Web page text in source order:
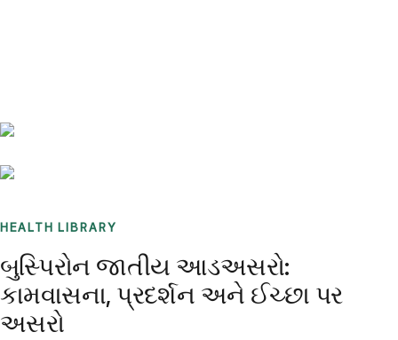
HEALTH LIBRARY
બુસ્પિરોન જાતીય આડઅસરો:
કામવાસના, પ્રદર્શન અને ઈચ્છા પર
અસરો